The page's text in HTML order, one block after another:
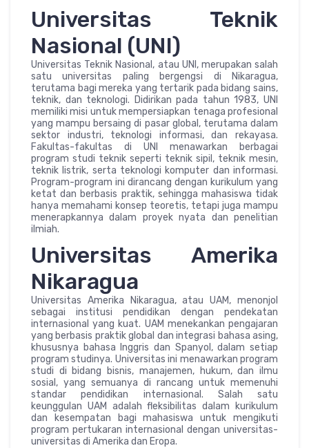
Universitas Teknik
Nasional (UNI)
Universitas Teknik Nasional, atau UNI, merupakan salah
satu universitas paling bergengsi di Nikaragua,
terutama bagi mereka yang tertarik pada bidang sains,
teknik, dan teknologi. Didirikan pada tahun 1983, UNI
memiliki misi untuk mempersiapkan tenaga profesional
yang mampu bersaing di pasar global, terutama dalam
sektor industri, teknologi informasi, dan rekayasa.
Fakultas-fakultas di UNI menawarkan berbagai
program studi teknik seperti teknik sipil, teknik mesin,
teknik listrik, serta teknologi komputer dan informasi.
Program-program ini dirancang dengan kurikulum yang
ketat dan berbasis praktik, sehingga mahasiswa tidak
hanya memahami konsep teoretis, tetapi juga mampu
menerapkannya dalam proyek nyata dan penelitian
ilmiah.
Universitas Amerika
Nikaragua
Universitas Amerika Nikaragua, atau UAM, menonjol
sebagai institusi pendidikan dengan pendekatan
internasional yang kuat. UAM menekankan pengajaran
yang berbasis praktik global dan integrasi bahasa asing,
khususnya bahasa Inggris dan Spanyol, dalam setiap
program studinya. Universitas ini menawarkan program
studi di bidang bisnis, manajemen, hukum, dan ilmu
sosial, yang semuanya di rancang untuk memenuhi
standar pendidikan internasional. Salah satu
keunggulan UAM adalah fleksibilitas dalam kurikulum
dan kesempatan bagi mahasiswa untuk mengikuti
program pertukaran internasional dengan universitas-
universitas di Amerika dan Eropa.